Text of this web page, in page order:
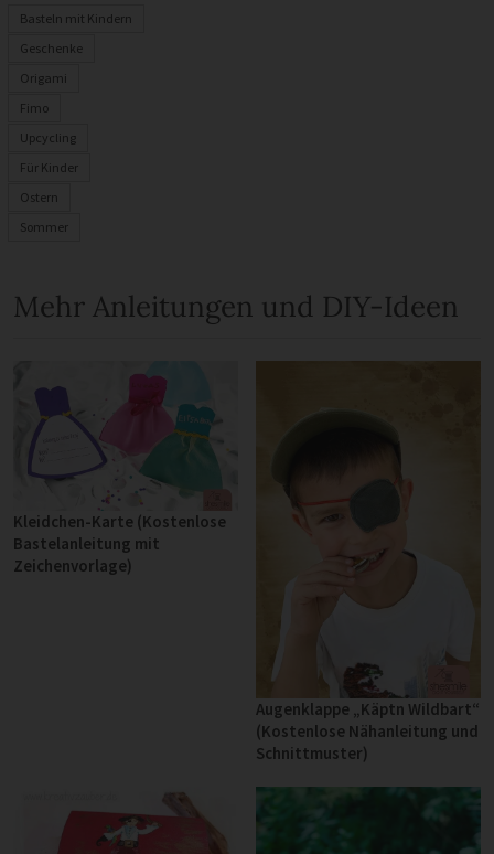
Basteln mit Kindern
Geschenke
Origami
Fimo
Upcycling
Für Kinder
Ostern
Sommer
Mehr Anleitungen und DIY-Ideen
Kleidchen-Karte (Kostenlose
Bastelanleitung mit
Zeichenvorlage)
Augenklappe „Käptn Wildbart“
(Kostenlose Nähanleitung und
Schnittmuster)